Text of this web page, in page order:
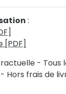
:
[PDF]
- Tous
Hors frais de